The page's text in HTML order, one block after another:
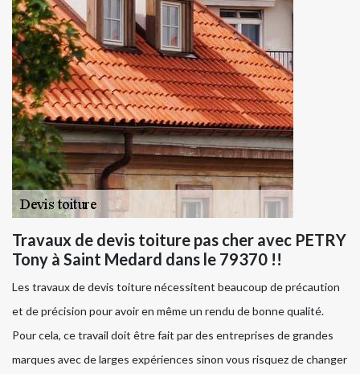
Travaux de devis toiture pas cher avec PETRY
Tony à Saint Medard dans le 79370 !!
Les travaux de devis toiture nécessitent beaucoup de précaution
et de précision pour avoir en même un rendu de bonne qualité.
Pour cela, ce travail doit être fait par des entreprises de grandes
marques avec de larges expériences sinon vous risquez de changer